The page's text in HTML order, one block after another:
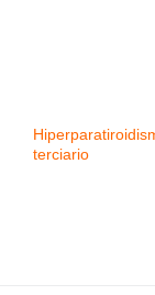
terciario